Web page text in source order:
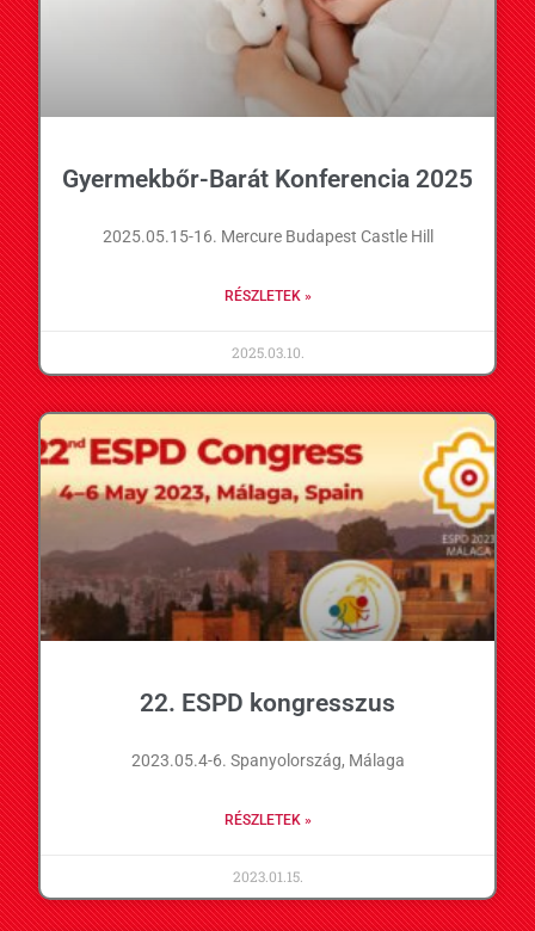
Gyermekbőr-Barát Konferencia 2025
2025.05.15-16. Mercure Budapest Castle Hill
RÉSZLETEK »
2025.03.10.
22. ESPD kongresszus
2023.05.4-6. Spanyolország, Málaga
RÉSZLETEK »
2023.01.15.